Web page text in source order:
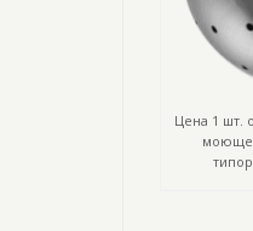
Цена 1 шт.